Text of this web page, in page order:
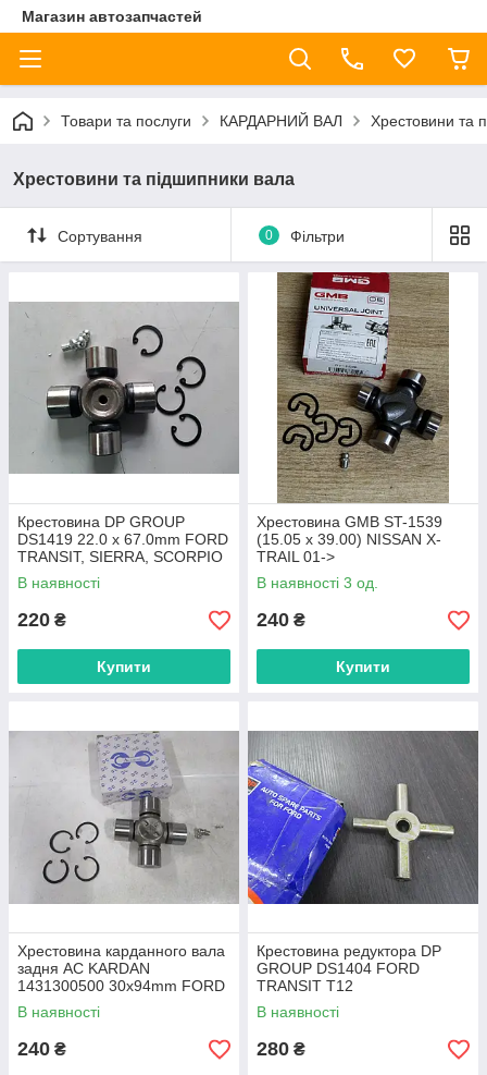
Магазин автозапчастей
Товари та послуги КАРДАРНИЙ ВАЛ Хрестовини та
Хрестовини та підшипники вала
Сортування 0 Фільтри
Крестовина DP GROUP
DS1419 22.0 x 67.0mm FORD
TRANSIT, SIERRA, SCORPIO
86-91
В наявності
220 ₴
Купити
Хрестовина GMB ST-1539
(15.05 x 39.00) NISSAN X-
TRAIL 01->
В наявності 3 од.
240 ₴
Купити
Хрестовина карданного вала
задня AC KARDAN
1431300500 30x94mm FORD
TRANSIT V184 00 -> 30 mm
30x90
В наявності
240 ₴
Крестовина редуктора DP
GROUP DS1404 FORD
TRANSIT T12
В наявності
280 ₴